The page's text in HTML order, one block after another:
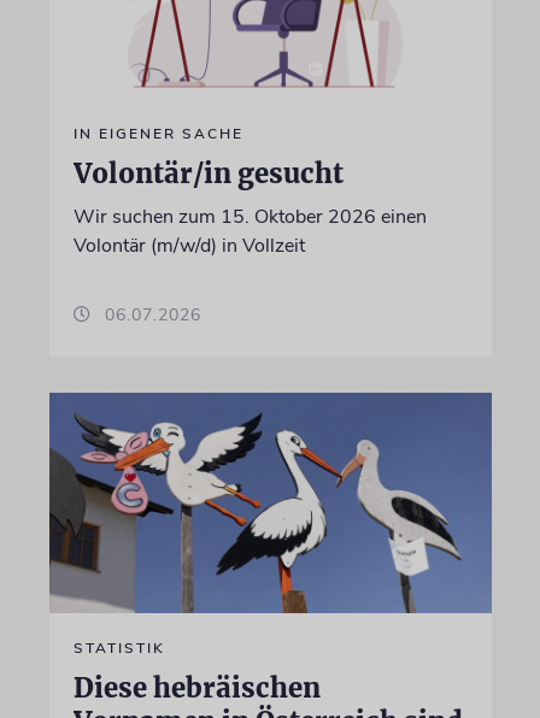
IN EIGENER SACHE
Volontär/in gesucht
Wir suchen zum 15. Oktober 2026 einen
Volontär (m/w/d) in Vollzeit
06.07.2026
STATISTIK
Diese hebräischen